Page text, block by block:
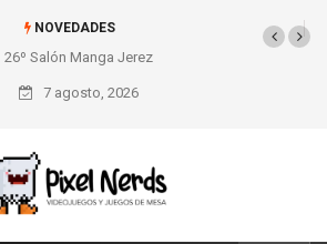
NOVEDADES
SNES Pixel Book para
los amantes de lo retro
7 agosto, 2026